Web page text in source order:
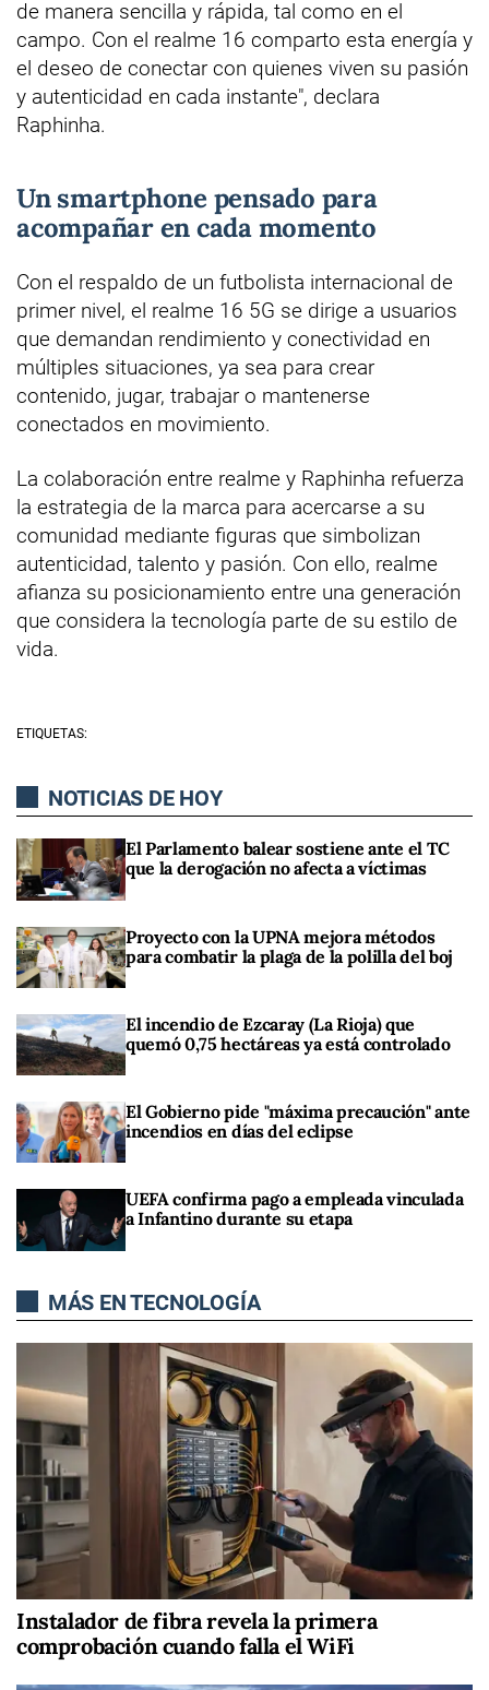
de manera sencilla y rápida, tal como en el
campo. Con el realme 16 comparto esta energía y
el deseo de conectar con quienes viven su pasión
y autenticidad en cada instante", declara
Raphinha.
Un smartphone pensado para
acompañar en cada momento
Con el respaldo de un futbolista internacional de
primer nivel, el realme 16 5G se dirige a usuarios
que demandan rendimiento y conectividad en
múltiples situaciones, ya sea para crear
contenido, jugar, trabajar o mantenerse
conectados en movimiento.
La colaboración entre realme y Raphinha refuerza
la estrategia de la marca para acercarse a su
comunidad mediante figuras que simbolizan
autenticidad, talento y pasión. Con ello, realme
afianza su posicionamiento entre una generación
que considera la tecnología parte de su estilo de
vida.
ETIQUETAS:
NOTICIAS DE HOY
El Parlamento balear sostiene ante el TC
que la derogación no afecta a víctimas
Proyecto con la UPNA mejora métodos
para combatir la plaga de la polilla del boj
El incendio de Ezcaray (La Rioja) que
quemó 0,75 hectáreas ya está controlado
El Gobierno pide "máxima precaución" ante
incendios en días del eclipse
UEFA confirma pago a empleada vinculada
a Infantino durante su etapa
MÁS EN TECNOLOGÍA
Instalador de fibra revela la primera
comprobación cuando falla el WiFi